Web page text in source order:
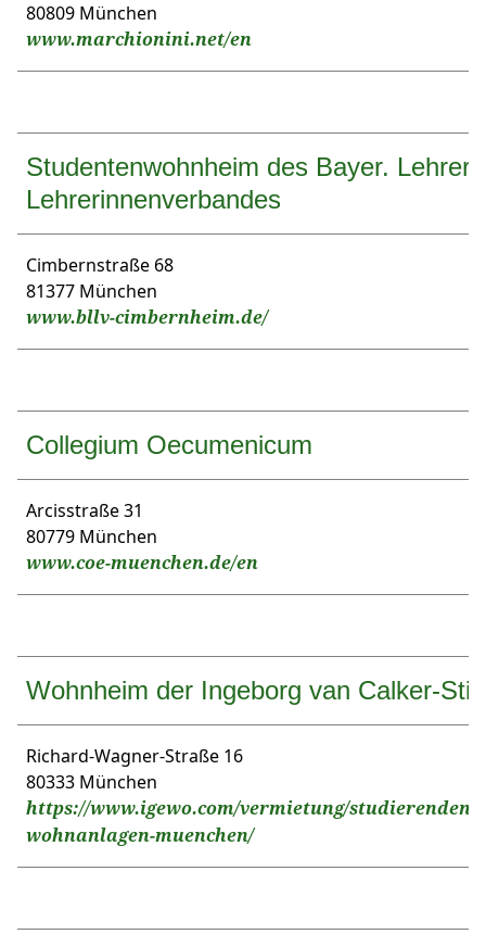
80809 München
www.marchionini.net/en
Studentenwohnheim des Bayer. Lehrer-
Lehrerinnenverbandes
Cimbernstraße 68
81377 München
www.bllv-cimbernheim.de/
Collegium Oecumenicum
Arcisstraße 31
80779 München
www.coe-muenchen.de/en
Wohnheim der Ingeborg van Calker-
Richard-Wagner-Straße 16
80333 München
https://www.igewo.com/vermietung/studierenden-
wohnanlagen-muenchen/